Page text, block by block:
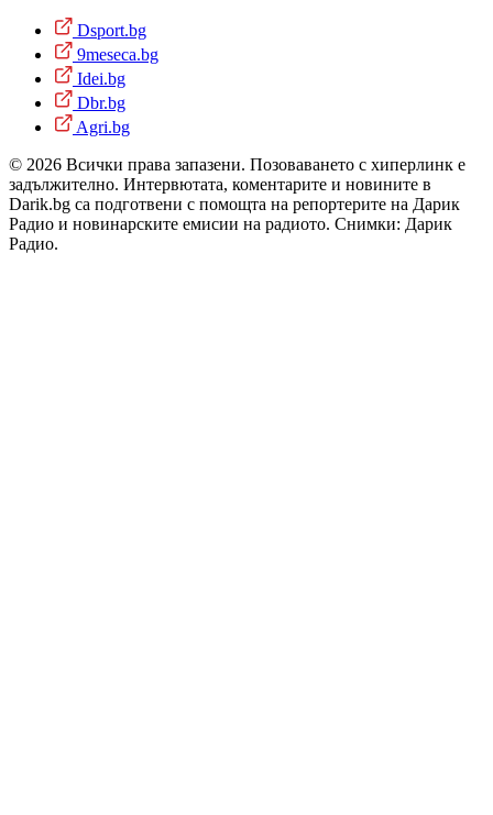
Dsport.bg
9meseca.bg
Idei.bg
Dbr.bg
Agri.bg
© 2026 Всички права запазени. Позоваването с хиперлинк е
задължително. Интервютата, коментарите и новините в
Darik.bg са подготвени с помощта на репортерите на Дарик
Радио и новинарските емисии на радиото. Снимки: Дарик
Радио.